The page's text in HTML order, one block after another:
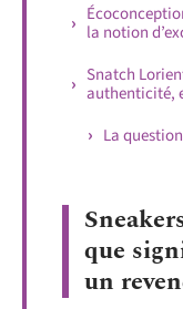
la notion
Snatch
authenticité,
La
que
un